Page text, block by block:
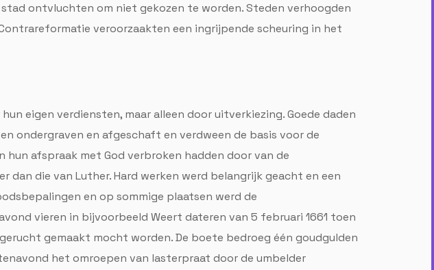
ontvluchten om niet gekozen te worden. Steden verhoogden
veroorzaakten een ingrijpende scheuring in het
eigen verdiensten, maar alleen door uitverkiezing. Goede daden
ondergraven en afgeschaft en verdween de basis voor de
afspraak met God verbroken hadden door van de
die van Luther. Hard werken werd belangrijk geacht en een
en op sommige plaatsen werd de
vieren in bijvoorbeeld Weert dateren van 5 februari 1661 toen
gemaakt mocht worden. De boete bedroeg één goudgulden
het omroepen van lasterpraat door de umbelder